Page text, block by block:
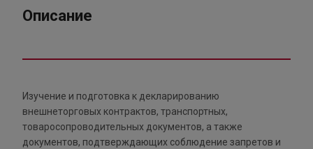
Описание
Изучение и подготовка к декларированию
внешнеторговых контрактов, транспортных,
товаросопроводительных документов, а также
документов, подтверждающих соблюдение запретов и